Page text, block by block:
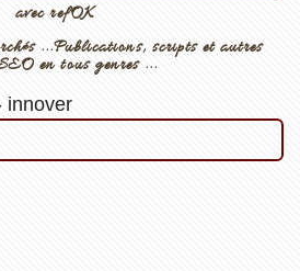
avec refOK
...Publications, scripts et autres
en tous genres ...
innover